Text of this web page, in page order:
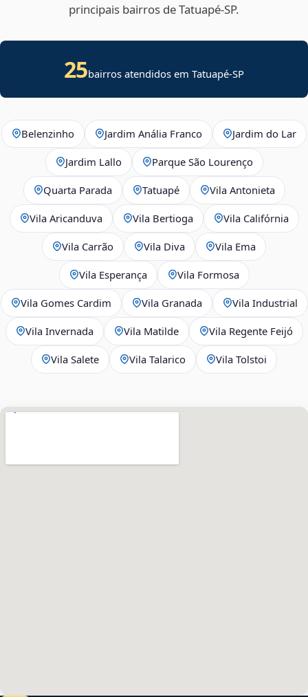
principais bairros de Tatuapé‑SP.
25bairros atendidos em Tatuapé-SP
Belenzinho Jardim Anália Franco Jardim do Lar
Jardim Lallo Parque São Lourenço
Quarta Parada Tatuapé Vila Antonieta
Vila Aricanduva Vila Bertioga Vila Califórnia
Vila Carrão Vila Diva Vila Ema
Vila Esperança Vila Formosa
Vila Gomes Cardim Vila Granada Vila Industrial
Vila Invernada Vila Matilde Vila Regente Feijó
Vila Salete Vila Talarico Vila Tolstoi